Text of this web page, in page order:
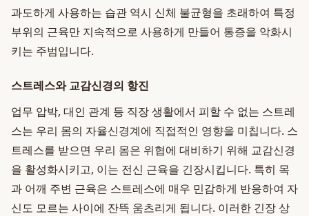
과도하게 사용하는 습관 역시 신체 불균형을 초래하여 특정
부위의 근육만 지속적으로 사용하게 만들어 통증을 악화시
키는 주범입니다.
스트레스와 교감신경의 항진
업무 압박, 대인 관계 등 직장 생활에서 피할 수 없는 스트레
스는 우리 몸의 자율신경계에 직접적인 영향을 미칩니다. 스
트레스를 받으면 우리 몸은 위협에 대비하기 위해 교감신경
을 활성화시키고, 이는 전신 근육을 긴장시킵니다. 특히 목
과 어깨 주변 근육은 스트레스에 매우 민감하게 반응하여 자
신도 모르는 사이에 잔뜩 움츠리게 됩니다. 이러한 긴장 상